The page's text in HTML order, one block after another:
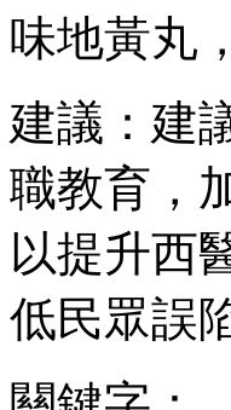
味地黃丸
建議：建
職教育，
以提升西
低民眾誤